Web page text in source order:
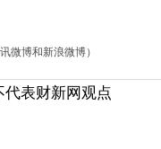
微博和新浪微博）